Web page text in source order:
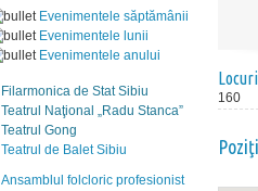
Evenimentele săptămânii
Evenimentele lunii
Evenimentele anului
Filarmonica de Stat Sibiu
Teatrul Naţional „Radu Stanca”
Teatrul Gong
Teatrul de Balet Sibiu
Ansamblul folcloric profesionist
160